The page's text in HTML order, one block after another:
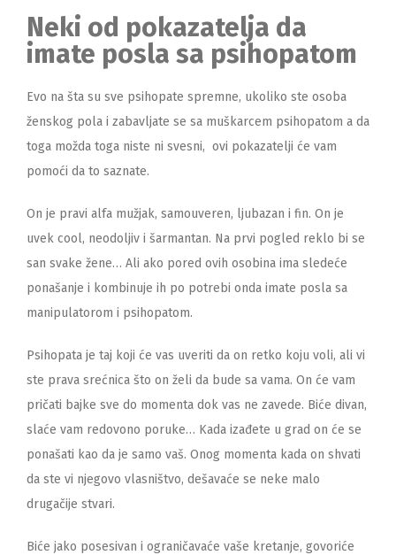
Neki od pokazatelja da
imate posla sa psihopatom
Evo na šta su sve psihopate spremne, ukoliko ste osoba
ženskog pola i zabavljate se sa muškarcem psihopatom a da
toga možda toga niste ni svesni, ovi pokazatelji će vam
pomoći da to saznate.
On je pravi alfa mužjak, samouveren, ljubazan i fin. On je
uvek cool, neodoljiv i šarmantan. Na prvi pogled reklo bi se
san svake žene… Ali ako pored ovih osobina ima sledeće
ponašanje i kombinuje ih po potrebi onda imate posla sa
manipulatorom i psihopatom.
Psihopata je taj koji će vas uveriti da on retko koju voli, ali vi
ste prava srećnica što on želi da bude sa vama. On će vam
pričati bajke sve do momenta dok vas ne zavede. Biće divan,
slaće vam redovono poruke… Kada izađete u grad on će se
ponašati kao da je samo vaš. Onog momenta kada on shvati
da ste vi njegovo vlasništvo, dešavaće se neke malo
drugačije stvari.
Biće jako posesivan i ograničavaće vaše kretanje, govoriće